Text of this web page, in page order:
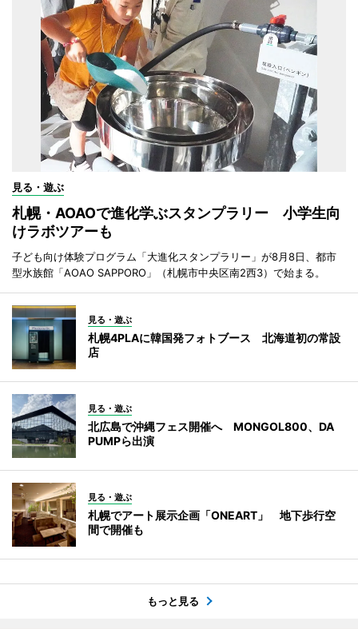
見る・遊ぶ
札幌・AOAOで進化学ぶスタンプラリー 小学生向
けラボツアーも
子ども向け体験プログラム「大進化スタンプラリー」が8月8日、都市
型水族館「AOAO SAPPORO」（札幌市中央区南2西3）で始まる。
見る・遊ぶ
札幌4PLAに韓国発フォトブース 北海道初の常設
店
見る・遊ぶ
北広島で沖縄フェス開催へ MONGOL800、DA
PUMPら出演
見る・遊ぶ
札幌でアート展示企画「ONEART」 地下歩行空
間で開催も
もっと見る